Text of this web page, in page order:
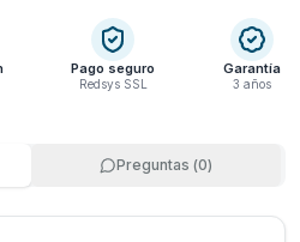
Pago seguro
Redsys SSL
Garantía
3 años
Preguntas (0)